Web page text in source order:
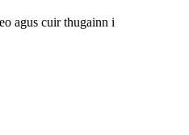
agus cuir thugainn i